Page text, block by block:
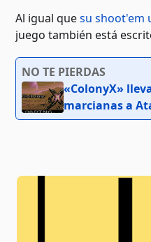
Al igual quesu shoot'em
juego también está
NO TE PIERDAS
«ColonyX»
marcianas a